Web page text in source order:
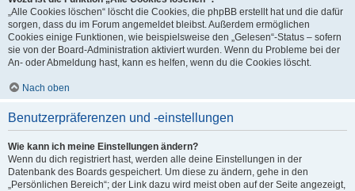
„Alle Cookies löschen“ löscht die Cookies, die phpBB erstellt hat und die dafür
sorgen, dass du im Forum angemeldet bleibst. Außerdem ermöglichen
Cookies einige Funktionen, wie beispielsweise den „Gelesen“-Status – sofern
sie von der Board-Administration aktiviert wurden. Wenn du Probleme bei der
An- oder Abmeldung hast, kann es helfen, wenn du die Cookies löscht.
Nach oben
Benutzerpräferenzen und -einstellungen
Wie kann ich meine Einstellungen ändern?
Wenn du dich registriert hast, werden alle deine Einstellungen in der
Datenbank des Boards gespeichert. Um diese zu ändern, gehe in den
„Persönlichen Bereich“; der Link dazu wird meist oben auf der Seite angezeigt,